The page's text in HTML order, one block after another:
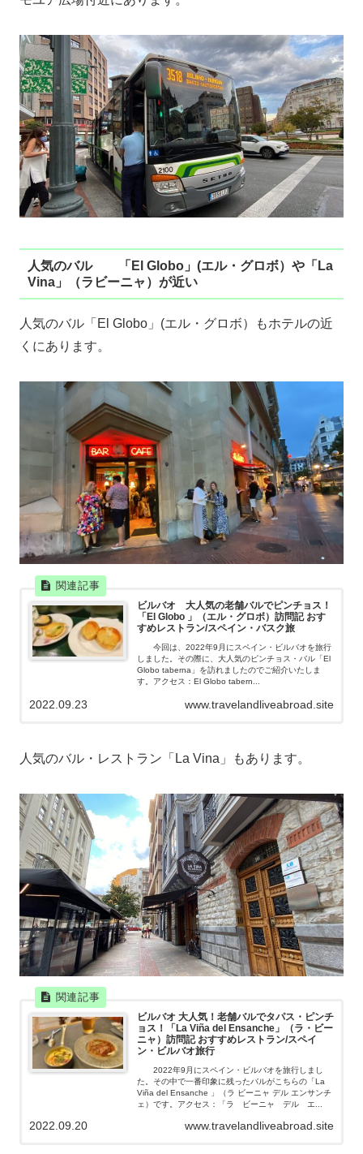
人気のバル 「El Globo」(エル・グロボ）や「La
Vina」（ラビーニャ）が近い
人気のバル「El Globo」(エル・グロボ）もホテルの近
くにあります。
ビルバオ 大人気の老舗バルでピンチョス！
「El Globo 」（エル・グロボ）訪問記 おす
すめレストラン/スペイン・バスク旅
今回は、2022年9月にスペイン・ビルバオを旅行
しました。その際に、大人気のピンチョス・バル「El
Globo taberna」を訪れましたのでご紹介いたしま
す。アクセス：El Globo tabern...
www.travelandliveabroad.site
2022.09.23
人気のバル・レストラン「La Vina」もあります。
ビルバオ 大人気！老舗バルでタパス・ピンチ
ョス！「La Viña del Ensanche」（ラ・ビー
ニャ）訪問記 おすすめレストラン/スペイ
ン・ビルバオ旅行
2022年9月にスペイン・ビルバオを旅行しまし
た。その中で一番印象に残ったバルがこちらの「La
Viña del Ensanche 」（ラ ビーニャ デル エンサンチ
ェ）です。アクセス：「ラ ビーニャ デル エ...
www.travelandliveabroad.site
2022.09.20